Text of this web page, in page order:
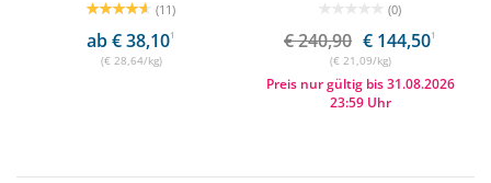
(11)
ab € 38,101
(€ 28,64/kg)
(0)
€ 240,90 € 144,501
(€ 21,09/kg)
Preis nur gültig bis 31.08.2026
23:59 Uhr